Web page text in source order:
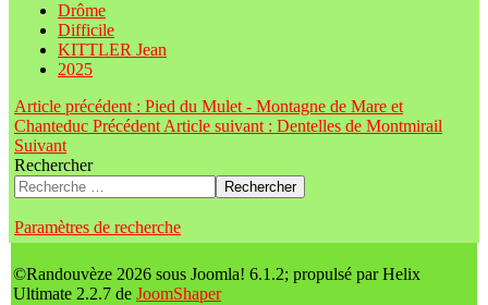
Drôme
Difficile
KITTLER Jean
2025
Article précédent : Pied du Mulet - Montagne de Mare et
Chanteduc Précédent Article suivant : Dentelles de Montmirail
Suivant
Rechercher
Rechercher
Paramètres de recherche
©Randouvèze 2026 sous Joomla! 6.1.2; propulsé par Helix
Ultimate 2.2.7 de JoomShaper